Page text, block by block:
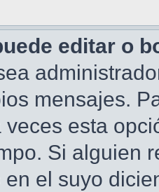
editar o
mensajes.
veces esta
Si alguien
en el suyo